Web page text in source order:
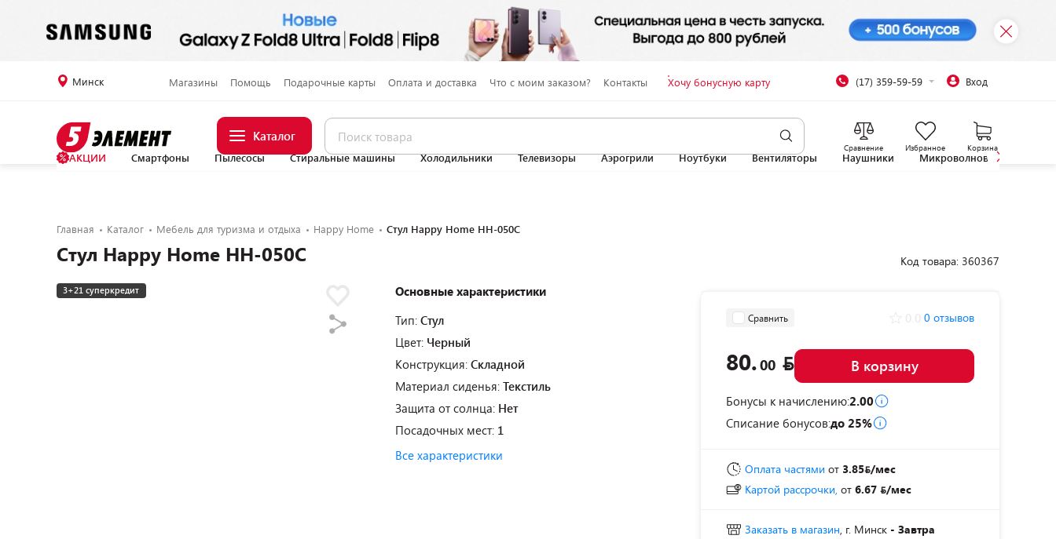
Минск Магазины Помощь Подарочные карты Оплата и доставка Что с моим заказом? Контакты Хочу бонусную карту (17) 359-59-59 Вход
Каталог
Сравнение Избранное Корзина
АКЦИИ Смартфоны Пылесосы Стиральные машины Холодильники Телевизоры Аэрогрили Ноутбуки Вентиляторы Наушники Микроволновые печи
Главная Каталог Мебель для туризма и отдыха Happy Home Стул Happy Home HH-050С
Стул Happy Home HH-050С
3+21 суперкредит
Основные характеристики
Тип: Стул
Цвет: Черный
Конструкция: Складной
Материал сиденья: Текстиль
Защита от солнца: Нет
Посадочных мест: 1
Все характеристики
Код товара: 360367
Сравнить 0 отзывов
80.00 В корзину
Бонусы к начислению:2.00
Списание бонусов:до 25%
Оплата частями от 3.85 /мес
Картой рассрочки, от 6.67 /мес
Заказать в магазин, г. Минск - Завтра